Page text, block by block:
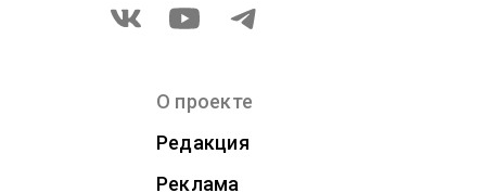
О проекте
Редакция
Реклама